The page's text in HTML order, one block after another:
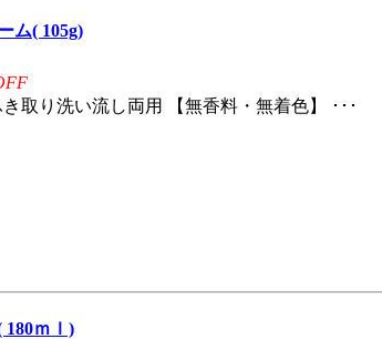
ム( 105g)
取り洗い流し両用 【無香料・無着色】 ･･･
ｍｌ)